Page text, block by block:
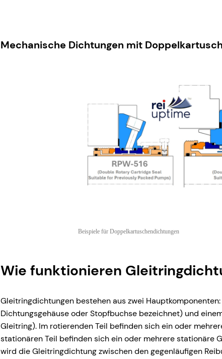
Mechanische Dichtungen mit
Beispiele für Doppelkartuschendichtungen
Wie funktionieren
Gleitringdichtungen bestehen aus zwei
Dichtungsgehäuse oder Stopfbuchse bezeichnet) und
Gleitring). Im rotierenden Teil befinden sich ein oder
stationären Teil befinden sich ein oder mehrere stationäre
wird die Gleitringdichtung zwischen den gegenläufigen